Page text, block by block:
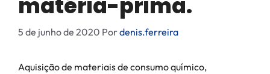
5 de junho de 2020 Pordenis.ferreira
Aquisição de materiais de consumo químico,